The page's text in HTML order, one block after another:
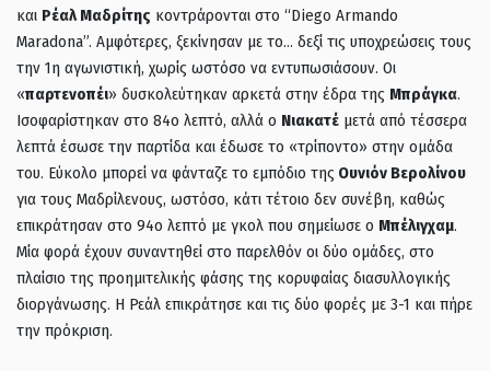
και Ρέαλ Μαδρίτης κοντράρονται στο “Diego Armando
Maradona”. Αμφότερες, ξεκίνησαν με το… δεξί τις υποχρεώσεις τους
την 1η αγωνιστική, χωρίς ωστόσο να εντυπωσιάσουν. Οι
«παρτενοπέι» δυσκολεύτηκαν αρκετά στην έδρα της Μπράγκα.
Ισοφαρίστηκαν στο 84ο λεπτό, αλλά ο Νιακατέ μετά από τέσσερα
λεπτά έσωσε την παρτίδα και έδωσε το «τρίποντο» στην ομάδα
του. Εύκολο μπορεί να φάνταζε το εμπόδιο της Ουνιόν Βερολίνου
για τους Μαδρίλενους, ωστόσο, κάτι τέτοιο δεν συνέβη, καθώς
επικράτησαν στο 94ο λεπτό με γκολ που σημείωσε ο Μπέλιγχαμ.
Μία φορά έχουν συναντηθεί στο παρελθόν οι δύο ομάδες, στο
πλαίσιο της προημιτελικής φάσης της κορυφαίας διασυλλογικής
διοργάνωσης. Η Ρεάλ επικράτησε και τις δύο φορές με 3-1 και πήρε
την πρόκριση.